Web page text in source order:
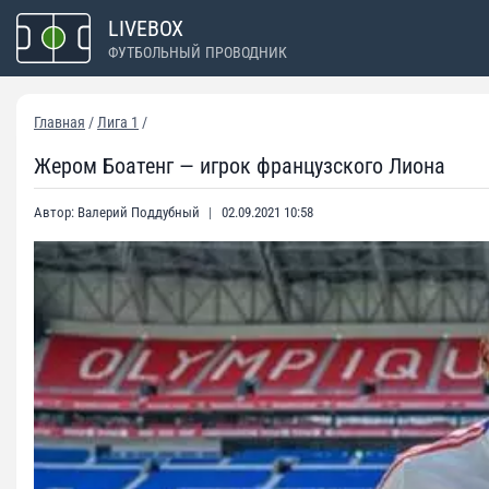
Перейти
содержимому
LIVEBOX
ФУТБОЛЬНЫЙ ПРОВОДНИК
Главная / Лига 1 /
Жером Боатенг — игрок французского Лиона
Автор: Валерий Поддубный 02.09.2021 10:58